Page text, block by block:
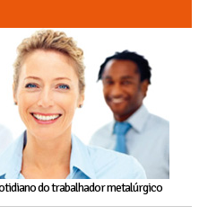
do trabalhador metalúrgico